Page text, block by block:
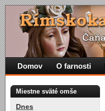
Domov O farnosti
Miestne sväté omše
Dnes